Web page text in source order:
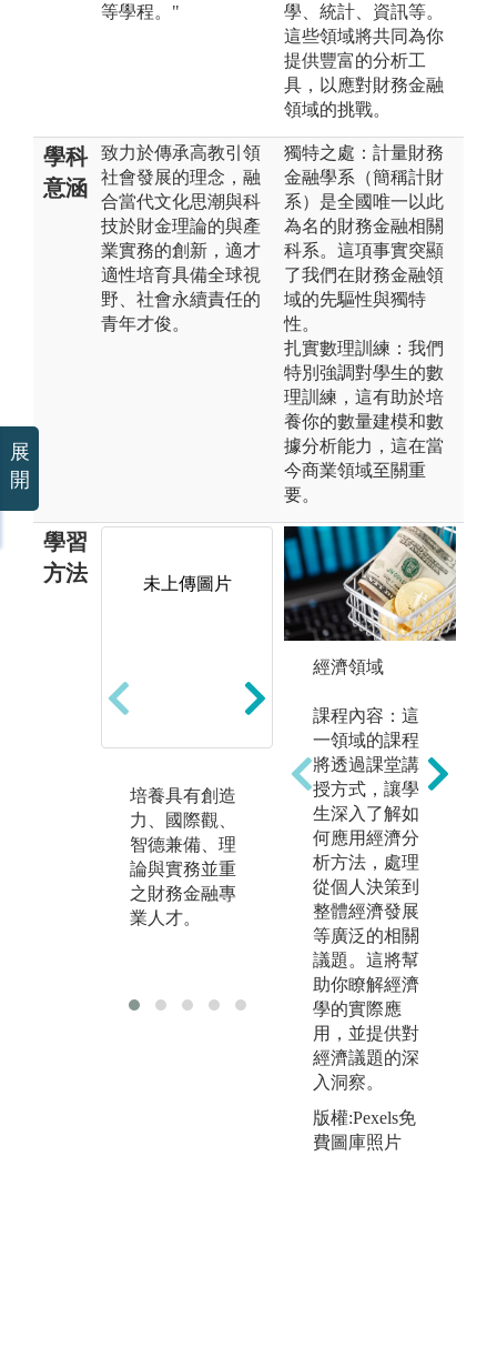
等學程。"
學、統計、資訊等。
這些領域將共同為你
提供豐富的分析工
具，以應對財務金融
領域的挑戰。
學科
意涵
致力於傳承高教引領
社會發展的理念，融
合當代文化思潮與科
技於財金理論的與產
業實務的創新，適才
適性培育具備全球視
野、社會永續責任的
青年才俊。
獨特之處：計量財務
金融學系（簡稱計財
系）是全國唯一以此
為名的財務金融相關
科系。這項事實突顯
了我們在財務金融領
域的先驅性與獨特
性。
扎實數理訓練：我們
特別強調對學生的數
理訓練，這有助於培
養你的數量建模和數
據分析能力，這在當
今商業領域至關重
要。
學習
方法
未上傳圖片
培養具有創造
力、國際觀、
智德兼備、理
論與實務並重
之財務金融專
業人才。
未上傳圖片
研究財務金融
的發展創新，
以因應金融市
場國際化、新
金融商品不斷
推出、以及金
融機構加速整
合的趨勢。
經濟領域
課程內容：這
一領域的課程
將透過課堂講
授方式，讓學
生深入了解如
何應用經濟分
析方法，處理
從個人決策到
整體經濟發展
等廣泛的相關
議題。這將幫
助你瞭解經濟
學的實際應
用，並提供對
經濟議題的深
入洞察。
版權:Pexels免
費圖庫照片
展
開